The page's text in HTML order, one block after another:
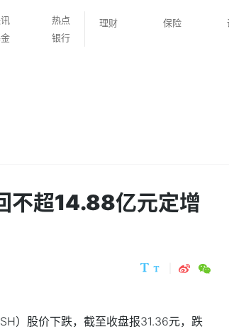
热点
银行
理财 保险
不超14.88亿元定增
）股价下跌，截至收盘报31.36元，跌